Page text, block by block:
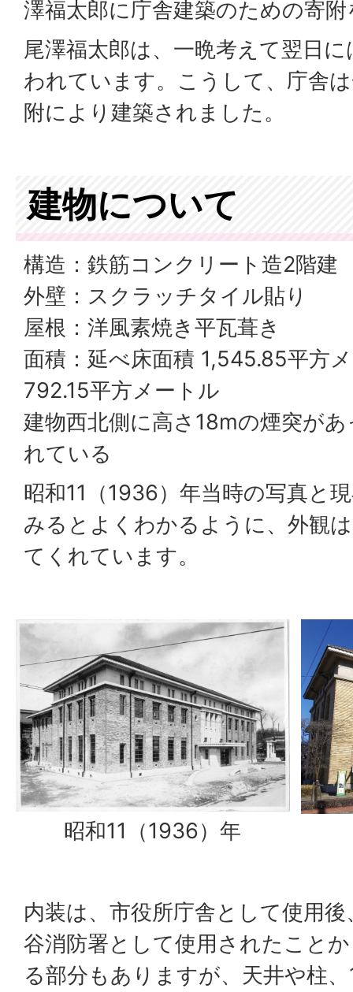
澤福太郎に庁舎建築のための寄
尾澤福太郎は、一晩考えて翌日
われています。こうして、庁舎
附により建築されました。
建物について
構造：鉄筋コンクリート造2階建
外壁：スクラッチタイル貼り
屋根：洋風素焼き平瓦葺き
面積：延べ床面積 1,545.85平方
792.15平方メートル
建物西北側に高さ18mの煙突が
れている
昭和11（1936）年当時の写真と
みるとよくわかるように、外観
てくれています。
昭和11（1936）年
内装は、市役所庁舎として使用
谷消防署として使用されたこと
る部分もありますが、天井や柱